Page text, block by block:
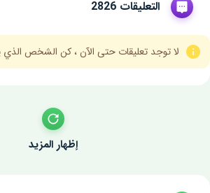
التعليقات 2826
لا توجد تعليقات حتى الآن ، كن الشخص الذي
إظهار المزيد